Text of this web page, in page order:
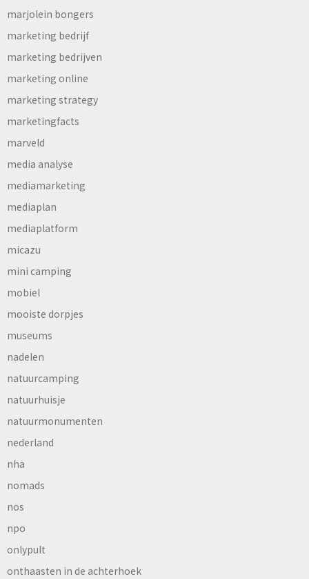
marjolein bongers
marketing bedrijf
marketing bedrijven
marketing online
marketing strategy
marketingfacts
marveld
media analyse
mediamarketing
mediaplan
mediaplatform
micazu
mini camping
mobiel
mooiste dorpjes
museums
nadelen
natuurcamping
natuurhuisje
natuurmonumenten
nederland
nha
nomads
nos
npo
onlypult
onthaasten in de achterhoek